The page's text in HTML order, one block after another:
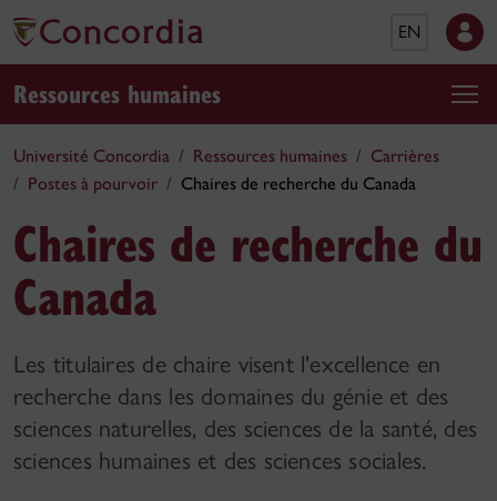
EN
Ressources humaines
Université Concordia Ressources humaines
Carrières
Postes à pourvoir
Chaires de recherche du Canada
Chaires de recherche du
Canada
Les titulaires de chaire visent l'excellence en
recherche dans les domaines du génie et des
sciences naturelles, des sciences de la santé, des
sciences humaines et des sciences sociales.